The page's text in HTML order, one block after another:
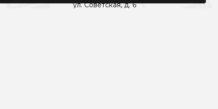
ул. Советская, д. 6